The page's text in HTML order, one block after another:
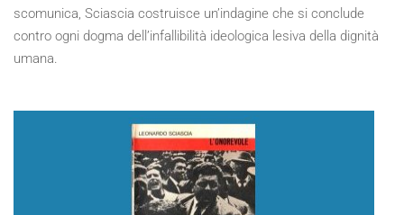
scomunica, Sciascia costruisce un’indagine che si conclude
contro ogni dogma dell’infallibilità ideologica lesiva della dignità
umana.